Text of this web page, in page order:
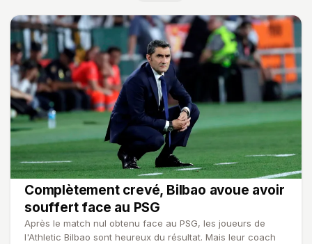
Complètement crevé, Bilbao avoue avoir
souffert face au PSG
Après le match nul obtenu face au PSG, les joueurs de
l'Athletic Bilbao sont heureux du résultat. Mais leur coach